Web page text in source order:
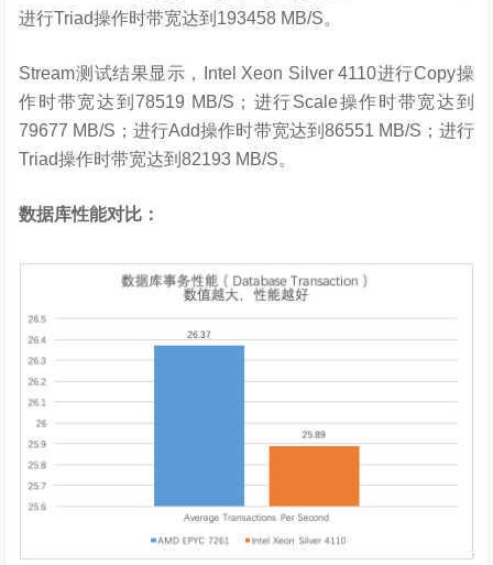
进行Triad操作时带宽达到193458 MB/S。
Stream测试结果显示，Intel Xeon Silver 4110进行Copy操
作时带宽达到78519 MB/S；进行Scale操作时带宽达到
79677 MB/S；进行Add操作时带宽达到86551 MB/S；进行
Triad操作时带宽达到82193 MB/S。
数据库性能对比：